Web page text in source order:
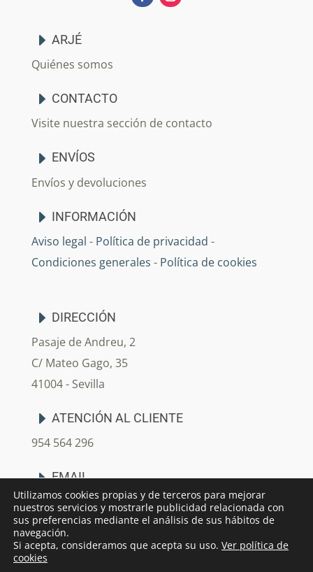
ARJÉ
Quiénes somos
CONTACTO
Visite nuestra sección de contacto
ENVÍOS
Envíos y devoluciones
INFORMACIÓN
Aviso legal - Política de privacidad -
Condiciones generales - Política de cookies
DIRECCIÓN
Pasaje de Andreu, 2
C/ Mateo Gago, 35
41004 - Sevilla
ATENCIÓN AL CLIENTE
954 564 296
EMAIL
info@arjedecoracion.com
Utilizamos cookies propias y de terceros para mejorar
nuestros servicios y mostrarle publicidad relacionada con
sus preferencias mediante el análisis de sus hábitos de
navegación.
Si acepta, consideramos que acepta su uso. Ver política de
cookies